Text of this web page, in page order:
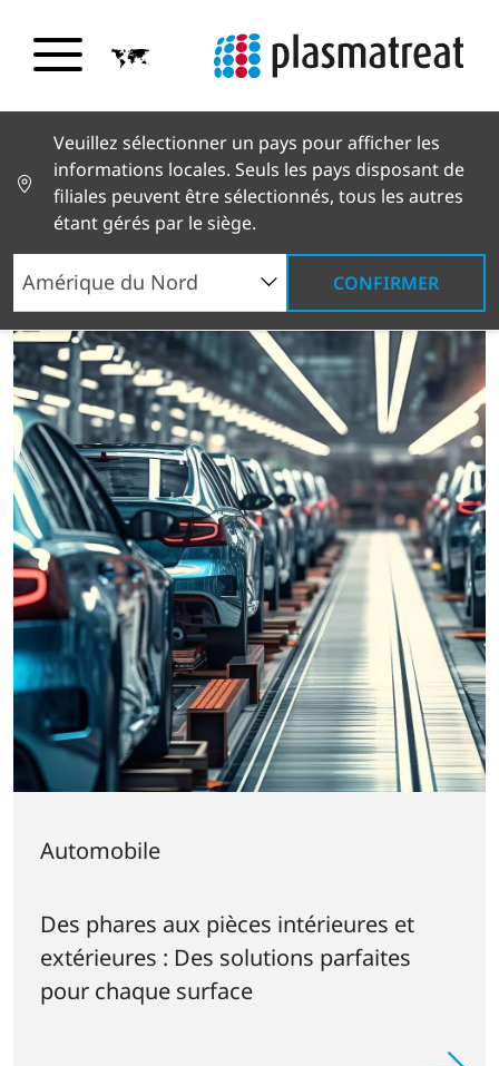
Veuillez sélectionner un pays pour afficher les
informations locales. Seuls les pays disposant de
filiales peuvent être sélectionnés, tous les autres
étant gérés par le siège.
CONFIRMER
Teaser
Automobile
Des phares aux pièces intérieures et
extérieures : Des solutions parfaites
pour chaque surface